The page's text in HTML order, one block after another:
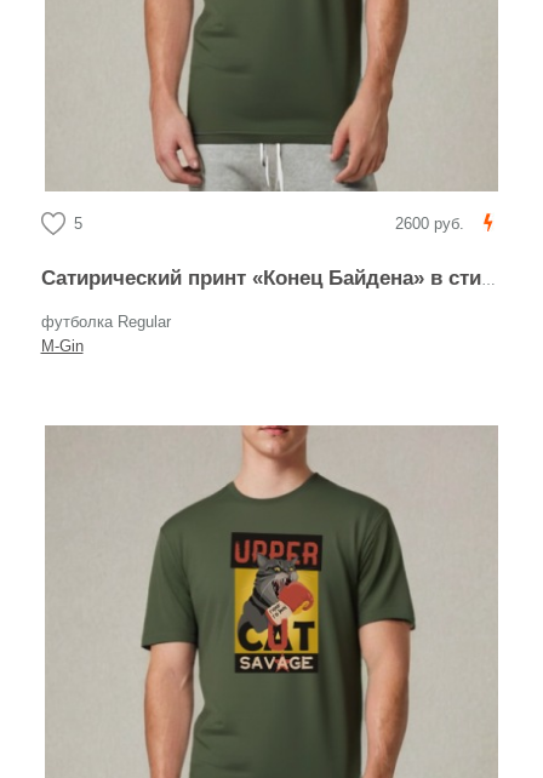
5 2600 руб.
Сатирический принт «Конец Байдена» в стиле поп-арт
футболка Regular
M-Gin